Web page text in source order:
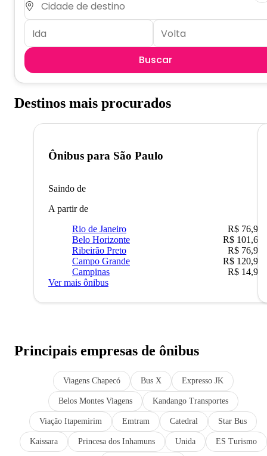
Buscar
Destinos mais procurados
Ônibus para São Paulo
Saindo de
A partir de
Rio de Janeiro
R$ 76,90
Belo Horizonte
R$ 101,67
Ribeirão Preto
R$ 76,90
Campo Grande
R$ 120,90
Campinas
R$ 14,90
Ver mais ônibus
Principais empresas de ônibus
Viagens Chapecó Bus X Expresso JK
Belos Montes Viagens Kandango Transportes
Viação Itapemirim Emtram Catedral Star Bus
Kaissara Princesa dos Inhamuns Unida ES Turismo